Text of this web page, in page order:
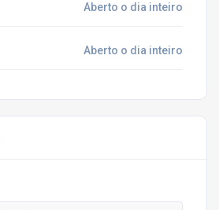
Aberto o dia inteiro
Aberto o dia inteiro